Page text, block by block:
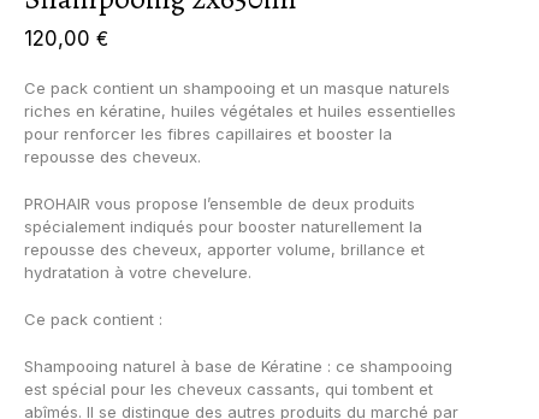
120,00 €
Ce pack contient un shampooing et un masque naturels
riches en kératine, huiles végétales et huiles essentielles
pour renforcer les fibres capillaires et booster la
repousse des cheveux.
PROHAIR vous propose l’ensemble de deux produits
spécialement indiqués pour booster naturellement la
repousse des cheveux, apporter volume, brillance et
hydratation à votre chevelure.
Ce pack contient :
Shampooing naturel à base de Kératine : ce shampooing
est spécial pour les cheveux cassants, qui tombent et
abîmés. Il se distingue des autres produits du marché par